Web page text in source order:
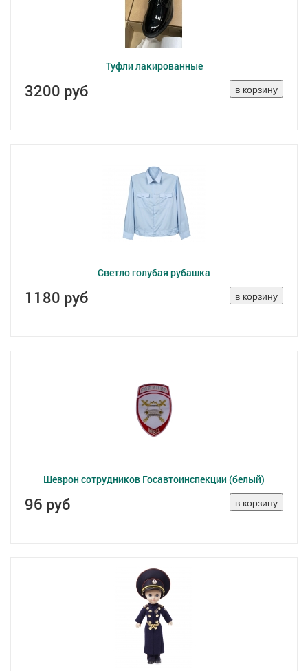
Туфли лакированные
3200 руб
Светло голубая рубашка
1180 руб
Шеврон сотрудников Госавтоинспекции (белый)
96 руб